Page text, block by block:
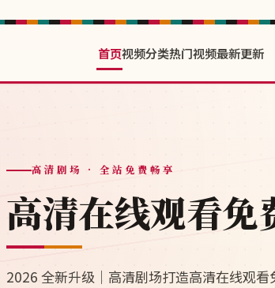
首页视频分类热门视频最新更新
高清剧场 · 全站免费畅享
高清在线观看免
2026 全新升级｜高清剧场打造高清在线观